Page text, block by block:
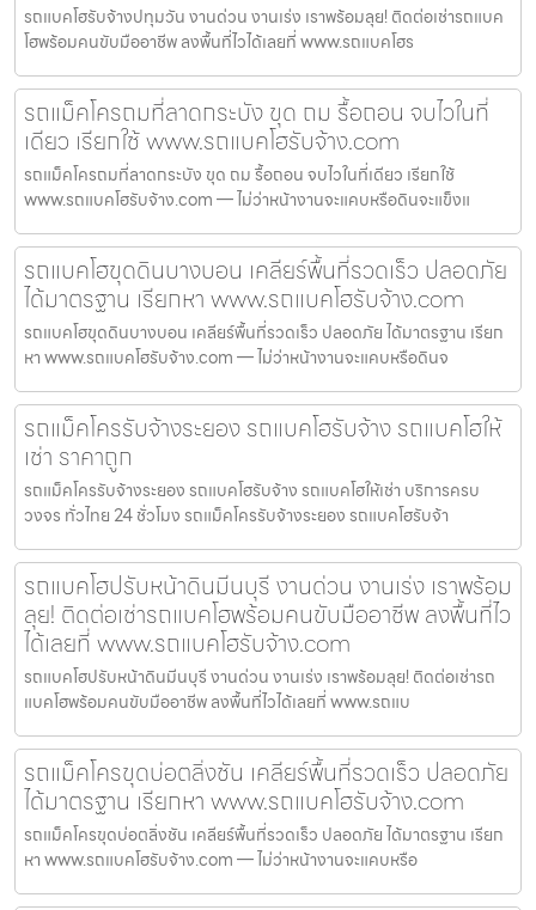
รถแบคโฮรับจ้างปทุมวัน งานด่วน งานเร่ง เราพร้อมลุย! ติดต่อเช่ารถแบค
โฮพร้อมคนขับมืออาชีพ ลงพื้นที่ไวได้เลยที่ www.รถแบคโฮร
รถแม็คโครถมที่ลาดกระบัง ขุด ถม รื้อถอน จบไวในที่
เดียว เรียกใช้ www.รถแบคโฮรับจ้าง.com
รถแม็คโครถมที่ลาดกระบัง ขุด ถม รื้อถอน จบไวในที่เดียว เรียกใช้
www.รถแบคโฮรับจ้าง.com — ไม่ว่าหน้างานจะแคบหรือดินจะแข็งแ
รถแบคโฮขุดดินบางบอน เคลียร์พื้นที่รวดเร็ว ปลอดภัย
ได้มาตรฐาน เรียกหา www.รถแบคโฮรับจ้าง.com
รถแบคโฮขุดดินบางบอน เคลียร์พื้นที่รวดเร็ว ปลอดภัย ได้มาตรฐาน เรียก
หา www.รถแบคโฮรับจ้าง.com — ไม่ว่าหน้างานจะแคบหรือดินจ
รถแม็คโครรับจ้างระยอง รถแบคโฮรับจ้าง รถแบคโฮให้
เช่า ราคาถูก
รถแม็คโครรับจ้างระยอง รถแบคโฮรับจ้าง รถแบคโฮให้เช่า บริการครบ
วงจร ทั่วไทย 24 ชั่วโมง รถแม็คโครรับจ้างระยอง รถแบคโฮรับจ้า
รถแบคโฮปรับหน้าดินมีนบุรี งานด่วน งานเร่ง เราพร้อม
ลุย! ติดต่อเช่ารถแบคโฮพร้อมคนขับมืออาชีพ ลงพื้นที่ไว
ได้เลยที่ www.รถแบคโฮรับจ้าง.com
รถแบคโฮปรับหน้าดินมีนบุรี งานด่วน งานเร่ง เราพร้อมลุย! ติดต่อเช่ารถ
แบคโฮพร้อมคนขับมืออาชีพ ลงพื้นที่ไวได้เลยที่ www.รถแบ
รถแม็คโครขุดบ่อตลิ่งชัน เคลียร์พื้นที่รวดเร็ว ปลอดภัย
ได้มาตรฐาน เรียกหา www.รถแบคโฮรับจ้าง.com
รถแม็คโครขุดบ่อตลิ่งชัน เคลียร์พื้นที่รวดเร็ว ปลอดภัย ได้มาตรฐาน เรียก
หา www.รถแบคโฮรับจ้าง.com — ไม่ว่าหน้างานจะแคบหรือ